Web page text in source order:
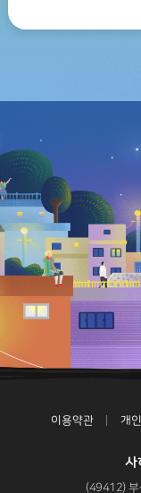
이용약관 개
사
(49412) 부